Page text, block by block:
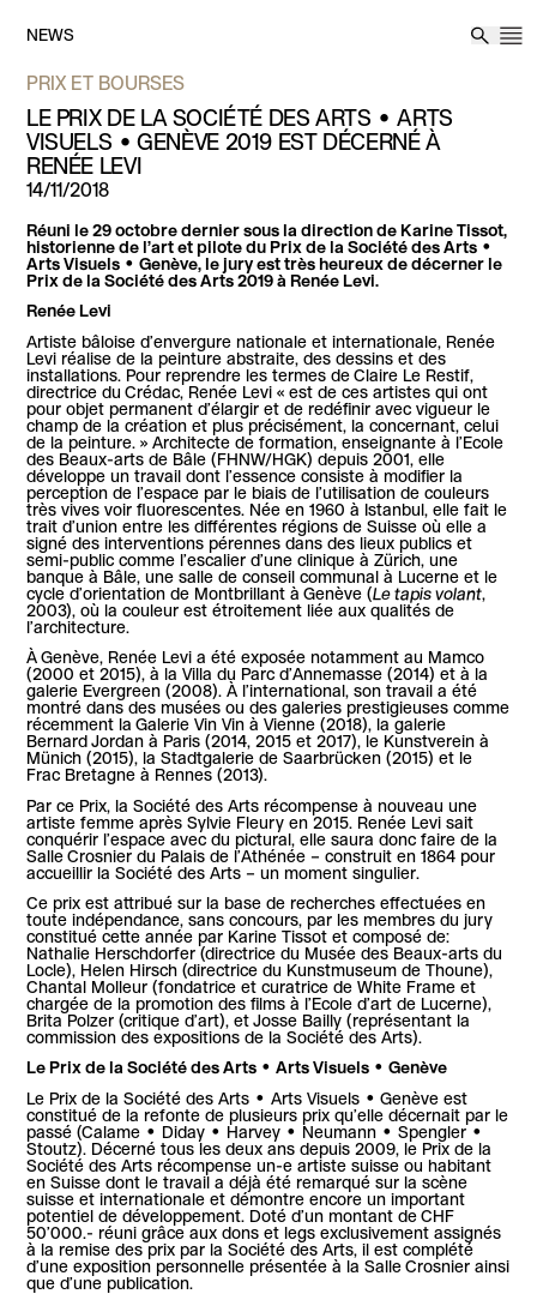
NEWS
PRIX ET BOURSES
LE PRIX DE LA SOCIÉTÉ DES ARTS • ARTS
VISUELS • GENÈVE 2019 EST DÉCERNÉ À
RENÉE LEVI
14/11/2018
Réuni le 29 octobre dernier sous la direction de Karine Tissot,
historienne de l’art et pilote du Prix de la Société des Arts •
Arts Visuels • Genève, le jury est très heureux de décerner le
Prix de la Société des Arts 2019 à Renée Levi.
Renée Levi
Artiste bâloise d’envergure nationale et internationale, Renée
Levi réalise de la peinture abstraite, des dessins et des
installations. Pour reprendre les termes de Claire Le Restif,
directrice du Crédac, Renée Levi « est de ces artistes qui ont
pour objet permanent d’élargir et de redéfinir avec vigueur le
champ de la création et plus précisément, la concernant, celui
de la peinture. » Architecte de formation, enseignante à l’Ecole
des Beaux-arts de Bâle (FHNW/HGK) depuis 2001, elle
développe un travail dont l’essence consiste à modifier la
perception de l’espace par le biais de l’utilisation de couleurs
très vives voir fluorescentes. Née en 1960 à Istanbul, elle fait le
trait d’union entre les différentes régions de Suisse où elle a
signé des interventions pérennes dans des lieux publics et
semi-public comme l’escalier d’une clinique à Zürich, une
banque à Bâle, une salle de conseil communal à Lucerne et le
cycle d’orientation de Montbrillant à Genève (Le tapis volant,
2003), où la couleur est étroitement liée aux qualités de
l’architecture.
À Genève, Renée Levi a été exposée notamment au Mamco
(2000 et 2015), à la Villa du Parc d’Annemasse (2014) et à la
galerie Evergreen (2008). À l’international, son travail a été
montré dans des musées ou des galeries prestigieuses comme
récemment la Galerie Vin Vin à Vienne (2018), la galerie
Bernard Jordan à Paris (2014, 2015 et 2017), le Kunstverein à
Münich (2015), la Stadtgalerie de Saarbrücken (2015) et le
Frac Bretagne à Rennes (2013).
Par ce Prix, la Société des Arts récompense à nouveau une
artiste femme après Sylvie Fleury en 2015. Renée Levi sait
conquérir l’espace avec du pictural, elle saura donc faire de la
Salle Crosnier du Palais de l’Athénée – construit en 1864 pour
accueillir la Société des Arts – un moment singulier.
Ce prix est attribué sur la base de recherches effectuées en
toute indépendance, sans concours, par les membres du jury
constitué cette année par Karine Tissot et composé de:
Nathalie Herschdorfer (directrice du Musée des Beaux-arts du
Locle), Helen Hirsch (directrice du Kunstmuseum de Thoune),
Chantal Molleur (fondatrice et curatrice de White Frame et
chargée de la promotion des films à l’Ecole d’art de Lucerne),
Brita Polzer (critique d’art), et Josse Bailly (représentant la
commission des expositions de la Société des Arts).
Le Prix de la Société des Arts • Arts Visuels • Genève
Le Prix de la Société des Arts • Arts Visuels • Genève est
constitué de la refonte de plusieurs prix qu’elle décernait par le
passé (Calame • Diday • Harvey • Neumann • Spengler •
Stoutz). Décerné tous les deux ans depuis 2009, le Prix de la
Société des Arts récompense un-e artiste suisse ou habitant
en Suisse dont le travail a déjà été remarqué sur la scène
suisse et internationale et démontre encore un important
potentiel de développement. Doté d’un montant de CHF
50’000.- réuni grâce aux dons et legs exclusivement assignés
à la remise des prix par la Société des Arts, il est complété
d’une exposition personnelle présentée à la Salle Crosnier ainsi
que d’une publication.